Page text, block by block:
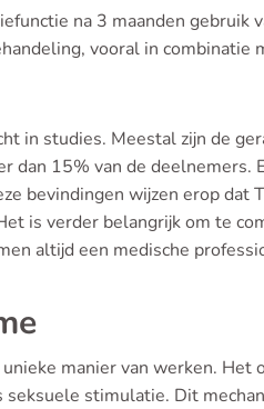
na 3 maanden gebruik
vooral in combinatie
in studies. Meestal zijn de
dan 15% van de deelnemers.
bevindingen wijzen erop dat
is verder belangrijk om te
altijd een medische
manier van werken. Het
stimulatie. Dit